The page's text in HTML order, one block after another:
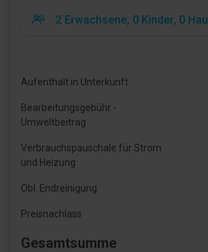
Aufenthalt in Unterkunft
Bearbeitungsgebühr -
Umweltbeitrag
Verbrauchspauschale für Strom
und Heizung
Obl. Endreinigung
Preisnachlass
Gesamtsumme